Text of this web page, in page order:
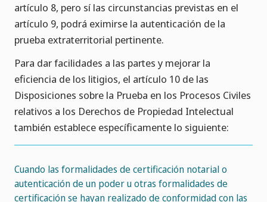
artículo 8, pero sí las circunstancias previstas en el
artículo 9, podrá eximirse la autenticación de la
prueba extraterritorial pertinente.
Para dar facilidades a las partes y mejorar la
eficiencia de los litigios, el artículo 10 de las
Disposiciones sobre la Prueba en los Procesos Civiles
relativos a los Derechos de Propiedad Intelectual
también establece específicamente lo siguiente:
Cuando las formalidades de certificación notarial o
autenticación de un poder u otras formalidades de
certificación se hayan realizado de conformidad con las